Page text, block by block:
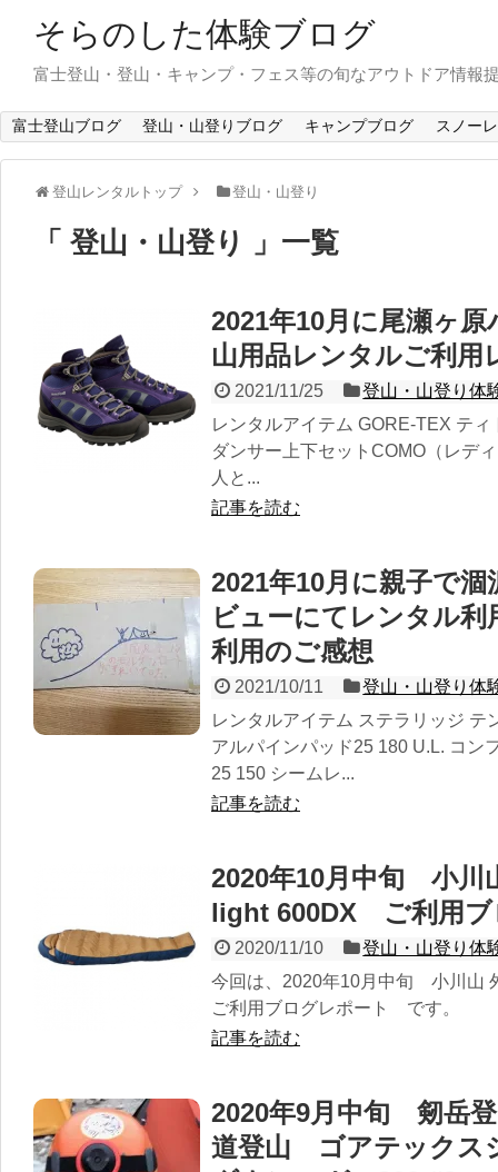
そらのした体験ブログ
富士登山・登山・キャンプ・フェス等の旬なアウトドア情報
富士登山ブログ 登山・山登りブログ キャンプブログ スノー
登山レンタルトップ 登山・山登り
登山・山登り 一覧
2021年10月に尾瀬ヶ
山用品レンタルご利用
2021/11/25
登山・山登り体
レンタルアイテム GORE-TEX テ
ダンサー上下セットCOMO（レデ
人と...
記事を読む
2021年10月に親子で
ビューにてレンタル
利用のご感想
2021/10/11
登山・山登り体
レンタルアイテム ステラリッジ テ
アルパインパッド25 180 U.L. コン
25 150 シームレ...
記事を読む
2020年10月中旬 小
light 600DX ご利用ブ
2020/11/10
登山・山登り体
今回は、2020年10月中旬 小川
ご利用ブログレポート です。
記事を読む
2020年9月中旬 剱岳
道登山 ゴアテック